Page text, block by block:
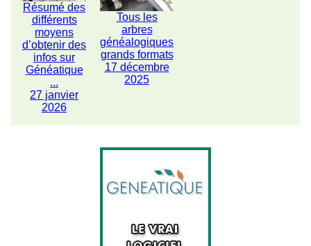
Résumé des
différents
moyens
d’obtenir des
infos sur
Généatique
...
27 janvier
2026
Tous les
arbres
généalogiques
grands formats
17 décembre
2025